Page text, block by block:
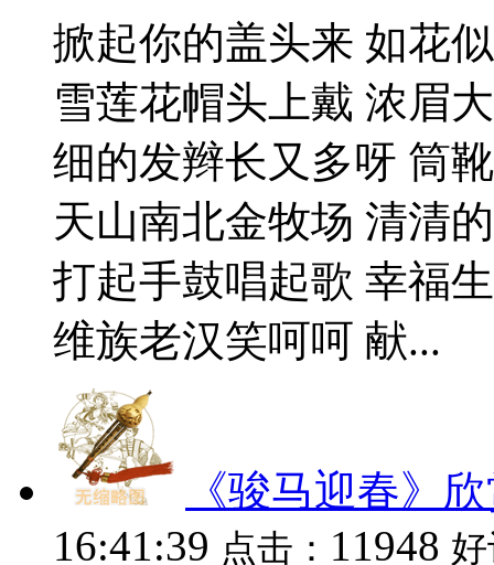
掀起你的盖头来 如花
雪莲花帽头上戴 浓眉
细的发辫长又多呀 筒
天山南北金牧场 清清
打起手鼓唱起歌 幸福
维族老汉笑呵呵 献...
《骏马迎春》
16:41:39 点击： 11948